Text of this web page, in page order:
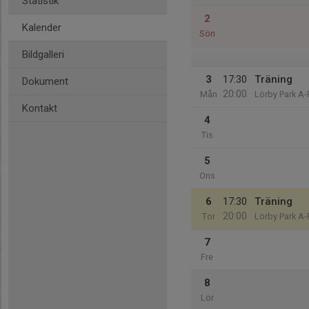
Kalender
Bildgalleri
Dokument
Kontakt
2
Sön
3
Mån
17:30
20:00
Träning
Lörby Park A-
4
Tis
5
Ons
6
Tor
17:30
20:00
Träning
Lörby Park A-
7
Fre
8
Lör